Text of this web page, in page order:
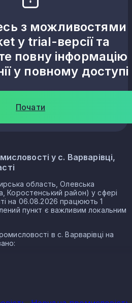
з можливостями
у trial-версії та
повну інформацію
у повному доступі
Почати
у с. Варварівці,
область, Олевська
Коростенський район) у сфері
на 06.08.2026 працюють 1
пункт є важливим локальним
в с. Варварівці на